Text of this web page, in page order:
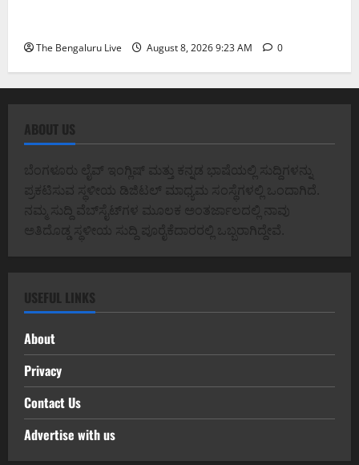
The Bengaluru Live August 8, 2026 9:23 AM 0
ABOUT US
ಬೆಂಗಳೂರು ಲೈವ್ ಇಂಗ್ಲಿಷ್ ಮತ್ತು ಕನ್ನಡ ಭಾಷೆಯಲ್ಲಿ ಸುದ್ದಿಗಳನ್ನು
ಪ್ರಕಟಿಸುವ ಸ್ಥಳೀಯ ಡಿಜಿಟಲ್ ಮಾಧ್ಯಮ ಸಂಸ್ಥೆಗಳಲ್ಲಿ ಒಂದಾಗಿದೆ.
ನಮ್ಮ ಸುದ್ದಿ ವೆಬ್‌ಸೈಟ್‌ಗಳ ಮೂಲಕ ಅಂತರ್ಜಾಲದಲ್ಲಿ ನಾವು
ಅತಿದೊಡ್ಡ ಸ್ಥಳೀಯ ಸುದ್ದಿ ಪೂರೈಕೆದಾರರಲ್ಲಿ ಒಬ್ಬರಾಗಿದ್ದೇವೆ.
USEFUL LINKS
About
Privacy
Contact Us
Advertise with us